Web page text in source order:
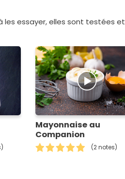
les essayer, elles sont testées et
Mayonnaise au
Companion
(2 notes)